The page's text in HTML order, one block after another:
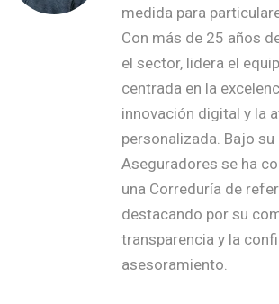
medida para
Con más de 25 años
el sector, lidera el
centrada en la
innovación digital y la
personalizada. Bajo
Aseguradores se ha
una Correduría de
destacando por su
transparencia y la
asesoramiento.